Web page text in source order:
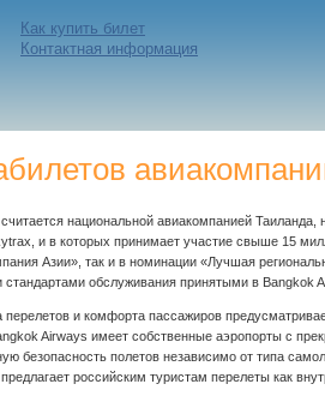
Как купить билет
Контактная информация
национальной авиакомпанией
и в которых принимает участие свыше 15
Азии», так и в номинации «Лучшая
обслуживания принятыми в Bangkok
перелетов и комфорта пассажиров
Airways имеет собственные аэропорты с
безопасность полетов независимо от типа
российским туристам перелеты как